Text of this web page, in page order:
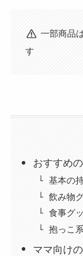
一部商品
す
おすすめ
基本の
飲み物
食事グ
抱っこ
ママ向け